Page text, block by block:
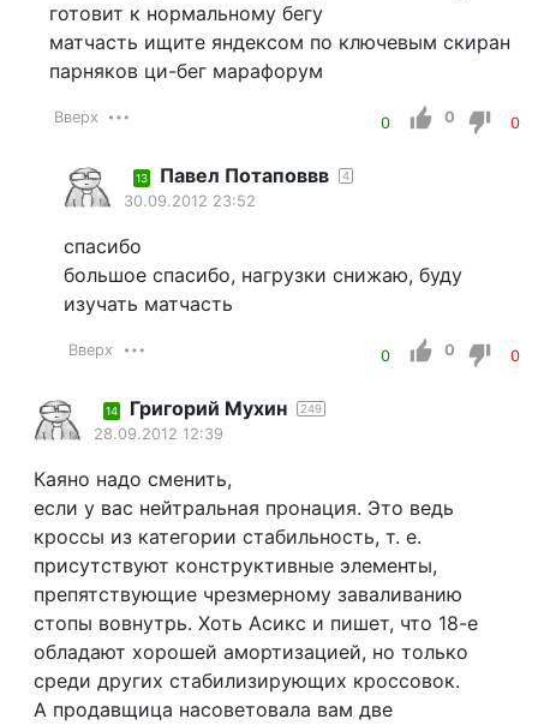
готовит к нормальному бегу
матчасть ищите яндексом по ключевым скиран
парняков ци-бег марафорум
Вверх 0 0 0
13 Павел Потаповвв 4
30.09.2012 23:52
спасибо
большое спасибо, нагрузки снижаю, буду
изучать матчасть
Вверх 0 0 0
14 Григорий Мухин 249
28.09.2012 12:39
Каяно надо сменить,
если у вас нейтральная пронация. Это ведь
кроссы из категории стабильность, т. е.
присутствуют конструктивные элементы,
препятствующие чрезмерному заваливанию
стопы вовнутрь. Хоть Асикс и пишет, что 18-е
обладают хорошей амортизацией, но только
среди других стабилизирующих кроссовок.
А продавщица насоветовала вам две